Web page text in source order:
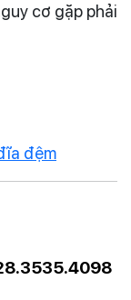
cơ gặp phải
đệm